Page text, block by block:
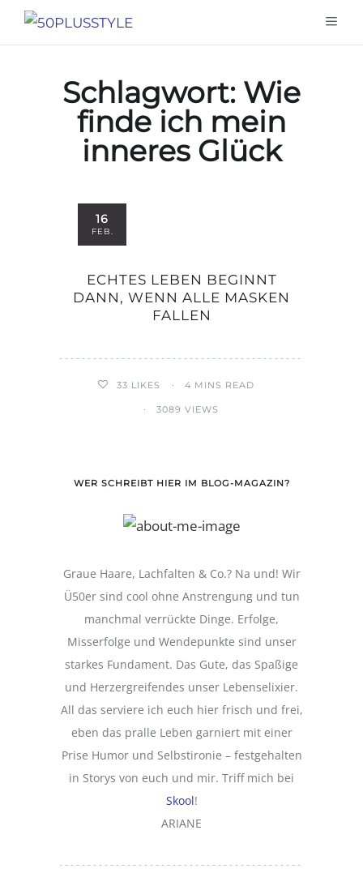
Schlagwort: Wie
finde ich mein
inneres Glück
16
FEB.
ECHTES LEBEN BEGINNT
DANN, WENN ALLE MASKEN
FALLEN
33 LIKES 4 MINS READ
3089 VIEWS
WER SCHREIBT HIER IM BLOG-MAGAZIN?
Graue Haare, Lachfalten & Co.? Na und! Wir
Ü50er sind cool ohne Anstrengung und tun
manchmal verrückte Dinge. Erfolge,
Misserfolge und Wendepunkte sind unser
starkes Fundament. Das Gute, das Spaßige
und Herzergreifendes unser Lebenselixier.
All das serviere ich euch hier frisch und frei,
eben das pralle Leben garniert mit einer
Prise Humor und Selbstironie – festgehalten
in Storys von euch und mir. Triff mich bei
Skool!
ARIANE